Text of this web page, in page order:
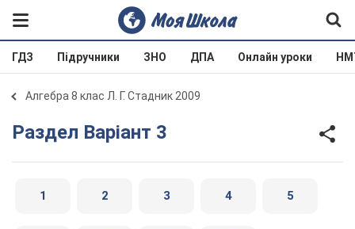
ГДЗ Підручники ЗНО ДПА Онлайн уроки
Алгебра 8 клас Л. Г. Стадник 2009
Раздел Варіант 3
1 2 3 4 5